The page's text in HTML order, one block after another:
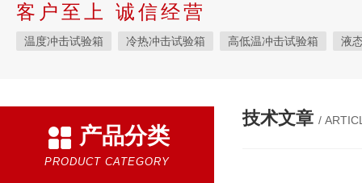
客户至上 诚信经营
温度冲击试验箱 冷热冲击试验箱 高低温冲击试验箱 液
霉菌试验箱 应力筛选试验箱 IPX9K淋雨箱 温湿度检定箱
盐雾试验箱 老化试验箱
产品分类
PRODUCT CATEGORY
技术文章 /